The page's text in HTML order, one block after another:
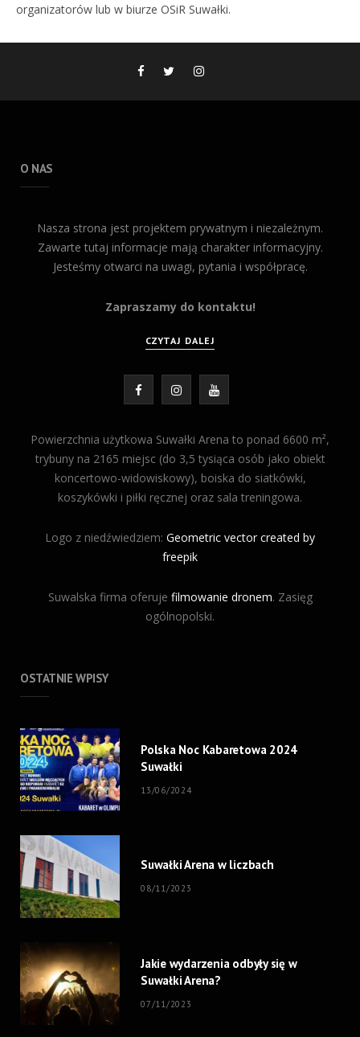
organizatorów lub w biurze OSiR Suwałki.
O NAS
Nasza strona jest projektem prywatnym i niezależnym.
Zawarte tutaj informacje mają charakter informacyjny.
Jesteśmy otwarci na uwagi, pytania i współpracę.
Zapraszamy do kontaktu!
CZYTAJ DALEJ
F
c
e
o
k
I
s
t
a
g
r
a
m
Y
u
T
b
Powierzchnia użytkowa Suwałki Arena to ponad 6600 m²,
trybuny na 2165 miejsc (do 3,5 tysiąca osób jako obiekt
koncertowo-widowiskowy), boiska do siatkówki,
koszykówki i piłki ręcznej oraz sala treningowa.
Logo z niedźwiedziem: Geometric vector created by
freepik
Suwalska firma oferuje filmowanie dronem. Zasięg
ogólnopolski.
OSTATNIE WPISY
Polska Noc Kabaretowa 2024
Suwałki
13/06/2024
Suwałki Arena w liczbach
08/11/2023
Jakie wydarzenia odbyły się w
Suwałki Arena?
07/11/2023